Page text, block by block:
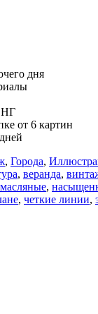
дня
от 6 картин
, Города,
, веранда,
масляные,
, четкие линии,